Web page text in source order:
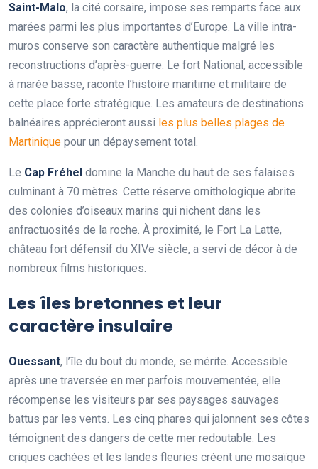
Saint-Malo, la cité corsaire, impose ses remparts face aux
marées parmi les plus importantes d’Europe. La ville intra-
muros conserve son caractère authentique malgré les
reconstructions d’après-guerre. Le fort National, accessible
à marée basse, raconte l’histoire maritime et militaire de
cette place forte stratégique. Les amateurs de destinations
balnéaires apprécieront aussi les plus belles plages de
Martinique pour un dépaysement total.
Le Cap Fréhel domine la Manche du haut de ses falaises
culminant à 70 mètres. Cette réserve ornithologique abrite
des colonies d’oiseaux marins qui nichent dans les
anfractuosités de la roche. À proximité, le Fort La Latte,
château fort défensif du XIVe siècle, a servi de décor à de
nombreux films historiques.
Les îles bretonnes et leur
caractère insulaire
Ouessant, l’île du bout du monde, se mérite. Accessible
après une traversée en mer parfois mouvementée, elle
récompense les visiteurs par ses paysages sauvages
battus par les vents. Les cinq phares qui jalonnent ses côtes
témoignent des dangers de cette mer redoutable. Les
criques cachées et les landes fleuries créent une mosaïque